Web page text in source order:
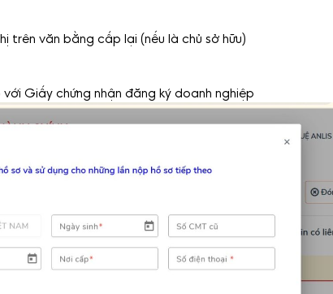
trên văn bằng cấp lại (nếu là chủ sở hữu)
Giấy chứng nhận đăng ký doanh nghiệp